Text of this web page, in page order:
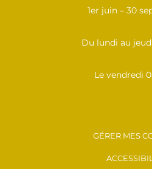
1er juin – 30
Du lundi au
Le vendredi
GÉRER MES